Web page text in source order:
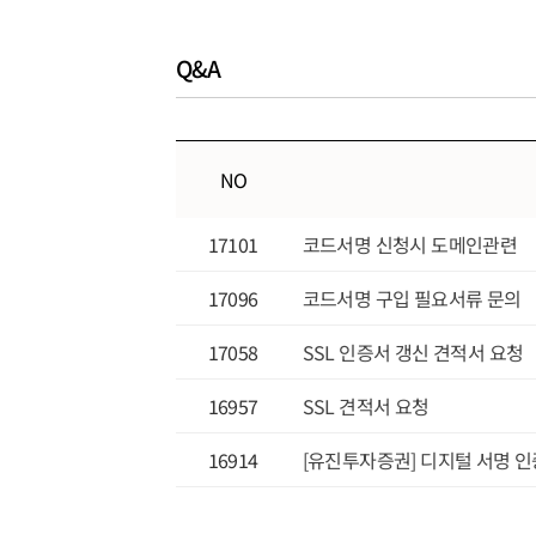
Q&A
NO
17101
코드서명 신청시 도메인관련
17096
코드서명 구입 필요서류 문의
17058
SSL 인증서 갱신 견적서 요청
16957
SSL 견적서 요청
16914
[유진투자증권] 디지털 서명